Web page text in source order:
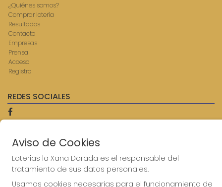
¿Quiénes somos?
Comprar lotería
Resultados
Contacto
Empresas
Prensa
Acceso
Registro
REDES SOCIALES
CONTACTO
ADMINISTRACION DE LOTERIAS: 9-AVILES - RECEPTOR
OFICIAL: 57750
985567207
Clica aquí para contactar por WhatsApp
Aviso de Cookies
Loterias la Xana Dorada es el responsable del
tratamiento de sus datos personales.
Usamos cookies necesarias para el funcionamiento de